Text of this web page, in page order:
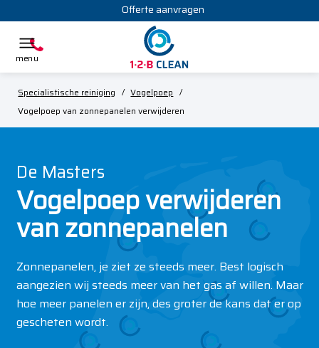
Offerte aanvragen
Specialistische reiniging / Vogelpoep /
Vogelpoep van zonnepanelen verwijderen
De Masters
Vogelpoep verwijderen
van zonnepanelen
Zonnepanelen, je ziet ze steeds meer. Best logisch
aangezien wij steeds meer van het gas af willen. Maar
hoe meer panelen er zijn, des groter de kans dat er op
gescheten wordt.